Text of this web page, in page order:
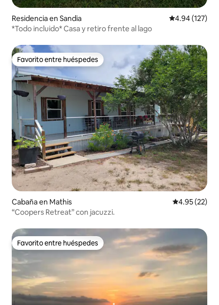
Residencia en Sandia Calificación
4.94 (127)
*Todo incluido* Casa y retiro frente al lago
Favorito entre huéspedes
Favorito entre huéspedes
Cabaña en Mathis Calificación
4.95 (22)
“Coopers Retreat” con jacuzzi.
Favorito entre huéspedes
Favorito entre huéspedes